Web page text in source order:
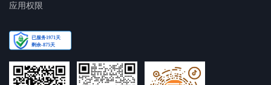
应用权限